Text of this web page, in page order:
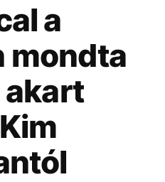
DESIGN
ARCOK
TÖRTÉNETEK
a
mondta
akart